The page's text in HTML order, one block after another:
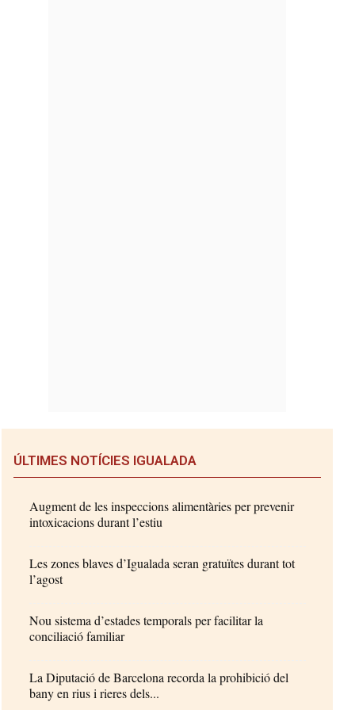
ÚLTIMES NOTÍCIES IGUALADA
Augment de les inspeccions alimentàries per prevenir
intoxicacions durant l’estiu
Les zones blaves d’Igualada seran gratuïtes durant tot
l’agost
Nou sistema d’estades temporals per facilitar la
conciliació familiar
La Diputació de Barcelona recorda la prohibició del
bany en rius i rieres dels...